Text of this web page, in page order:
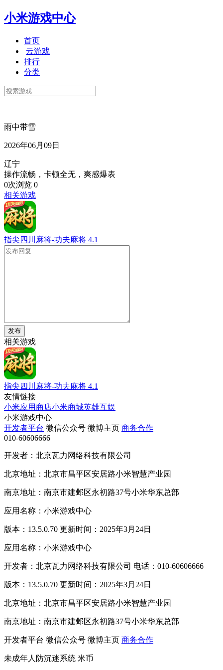
小米游戏中心
首页
云游戏
排行
分类
雨中带雪
2026年06月09日
辽宁
操作流畅，卡顿全无，爽感爆表
0次浏览 0
相关游戏
指尖四川麻将-功夫麻将 4.1
发布
相关游戏
指尖四川麻将-功夫麻将 4.1
友情链接
小米应用商店小米商城英雄互娱
小米游戏中心
开发者平台 微信公众号 微博主页 商务合作
010-60606666
开发者：北京瓦力网络科技有限公司
北京地址：北京市昌平区安居路小米智慧产业园
南京地址：南京市建邺区永初路37号小米华东总部
应用名称：小米游戏中心
版本：13.5.0.70 更新时间：2025年3月24日
应用名称：小米游戏中心
开发者：北京瓦力网络科技有限公司 电话：010-60606666
版本：13.5.0.70 更新时间：2025年3月24日
北京地址：北京市昌平区安居路小米智慧产业园
南京地址：南京市建邺区永初路37号小米华东总部
开发者平台 微信公众号 微博主页 商务合作
未成年人防沉迷系统 米币